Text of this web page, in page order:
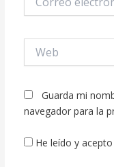
electrónico*
Guarda mi
navegador para la
He leído y acepto